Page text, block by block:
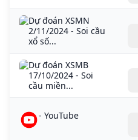
Dự đoán XSMN
2/11/2024 - Soi cầu
xổ số...
Dự đoán XSMB
17/10/2024 - Soi
cầu miền...
- YouTube